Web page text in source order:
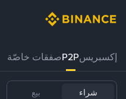
إكسبريسP2Pصفقات خاصّة
شراء بيع